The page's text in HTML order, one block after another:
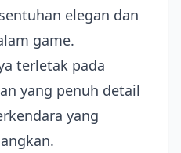
elegan dan
game.
terletak pada
yang penuh detail
yang